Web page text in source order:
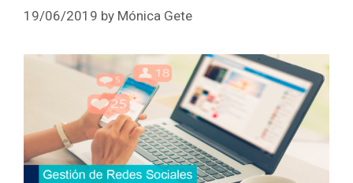
19/06/2019 by Mónica Gete